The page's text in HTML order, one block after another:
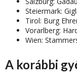
Steiermark:
Tirol: Burg
Vorarlberg:
Wien:
A korábbi